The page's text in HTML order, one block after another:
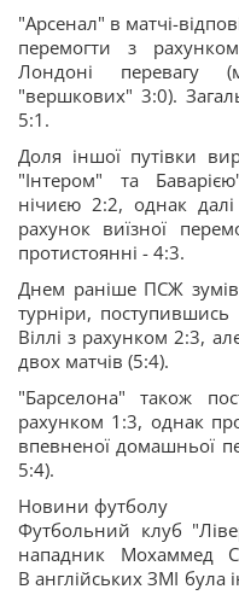
"Арсенал" в матчі-
перемогти з
Лондоні перевагу
"вершкових" 3:0).
5:1.
Доля іншої путівки
"Інтером" та
нічиєю 2:2, однак
рахунок виїзної
протистоянні - 4:3.
Днем раніше ПСЖ зумів
турніри, поступившись
Віллі з рахунком 2:3,
двох матчів (5:4).
"Барселона" також
рахунком 1:3, однак
впевненої домашньої
5:4).
Новини футболу
Футбольний клуб
нападник Мохаммед
В англійських ЗМІ була